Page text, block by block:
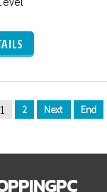
1 2 Next End